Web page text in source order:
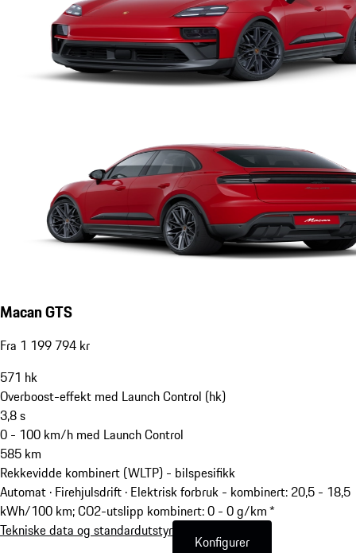
Macan GTS
Fra 1 199 794 kr
571 hk
Overboost-effekt med Launch Control (hk)
3,8s
0 - 100 km/h med Launch Control
585 km
Rekkevidde kombinert (WLTP) - bilspesifikk
Automat · Firehjulsdrift · Elektrisk forbruk - kombinert: 20,5 - 18,5
kWh/100 km; CO2-utslipp kombinert: 0 - 0 g/km *
Tekniske data og standardutstyr
Konfigurer